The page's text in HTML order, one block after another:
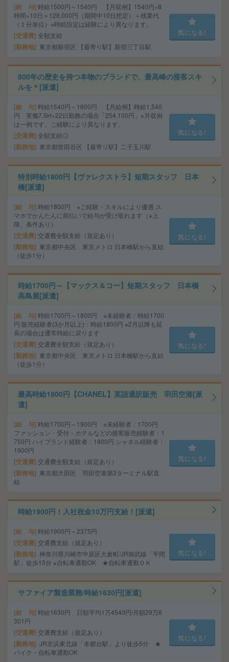
給 与 時給1500円～1540円 【月収例】1540円×8
時間×10日＝128,000円（期間中10日想定）＋残業代
（１分単位）※時給設定は経験により異なります。
交通費 全額支給
勤務地 東京都新宿区 【最寄り駅】新宿三丁目駅
気になる!
800年の歴史を持つ本物のブランドで、最高峰の接客スキ
ルを＊[派遣]
給 与 時給1540円～1600円 【月給例】時給1,540
円 実働7.5H×22日勤務の場合「254,100円」※月収例
は一例です。ご経験により異なります。
交通費 全額支給◎
勤務地 東京都世田谷区 【最寄り駅】二子玉川駅
気になる!
特別時給1800円【ヴァレクストラ】短期スタッフ 日本
橋[派遣]
給 与 時給1800円 ※ご経験・スキルにより優遇 ス
マホでかんたんに前払いで給与が受け取れます（※上
限、条件あり）
交通費 交通費全額支給（規定あり）
勤務地
東京都中央区 東京メトロ 日本橋駅から直結
（徒歩1分）
気になる!
時給1700円～【マックス＆コー】短期スタッフ 日本橋
高島屋[派遣]
給 与 時給1700円～1800円 ※未経験者：時給1700
円 販売経験者(3か月以上)：時給1800円 ※2月以降も延
長の場合は通常時給に戻ります
交通費 交通費全額支給（規定あり）
勤務地
東京都中央区 東京メトロ 日本橋駅から直結
（徒歩1分）
気になる!
最高時給1900円【CHANEL】英語通訳販売 羽田空港[派
遣]
給 与 時給1700円～1900円 ※未経験者：1700円
ファッション・受付・ホテルなどの接客販売経験者：1
750円 ハイブランド経験者：1800円 シャネル経験者：
1900円
交通費 交通費全額支給（規定あり）
勤務地
東京都大田区 羽田空港第3ターミナル駅直
結
気になる!
時給1900円！入社祝金10万円支給！[派遣]
給 与 時給1900円～2375円
交通費 交通費支給（規定あり）
勤務地 神奈川県川崎市中原区大倉町/JR南武線「平間
駅」徒歩15分 ※自転車通勤OK ★自転車通勤ＯＫ
気になる!
サファイア製造業務/時給1630円[派遣]
給 与 時給1630円 日額平均1万4540円/月額29万6
301円
交通費 交通費支給（規定あり）
勤務地 JR京浜東北線「本郷台駅」より徒歩5分 ★
バイク・自転車通勤OK
気になる!